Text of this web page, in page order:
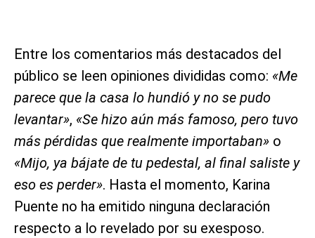
Entre los comentarios más destacados del
público se leen opiniones divididas como: «Me
parece que la casa lo hundió y no se pudo
levantar», «Se hizo aún más famoso, pero tuvo
más pérdidas que realmente importaban» o
«Mijo, ya bájate de tu pedestal, al final saliste y
eso es perder». Hasta el momento, Karina
Puente no ha emitido ninguna declaración
respecto a lo revelado por su exesposo.